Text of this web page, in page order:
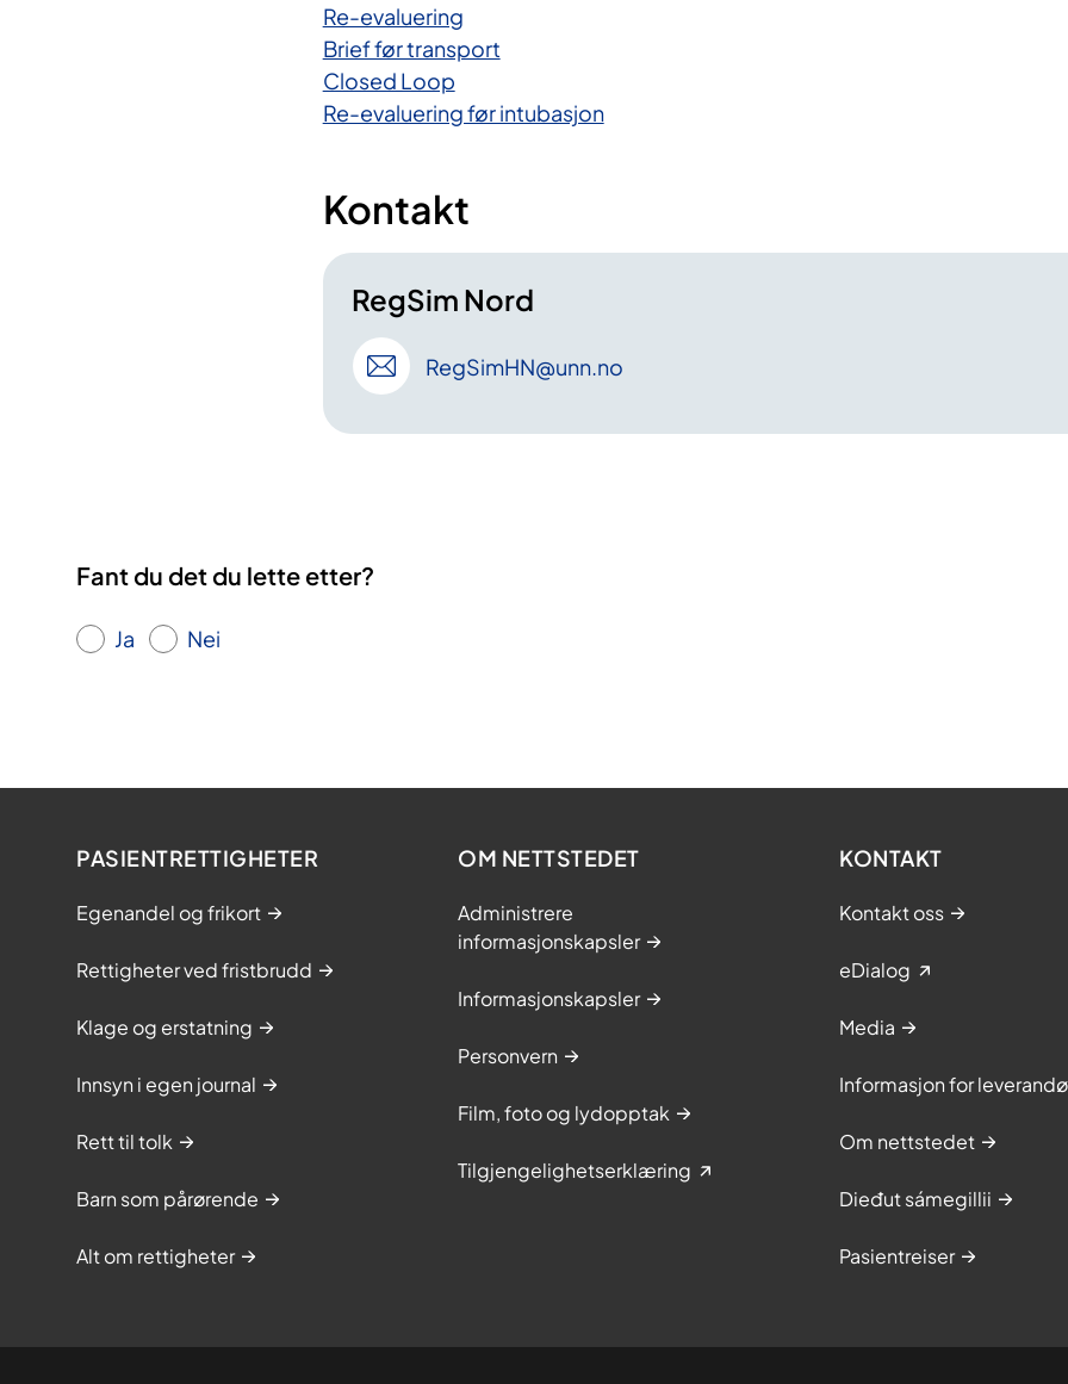
Re-evaluering
Brief før transport
Closed Loop
Re-evaluering før intubasjon
Kontakt
RegSim Nord
RegSimHN@unn.no
Fant du det du lette etter?
Ja Nei
PASIENTRETTIGHETER
Egenandel og frikort
Rettigheter ved fristbrudd
Klage og erstatning
Innsyn i egen journal
Rett til tolk
Barn som pårørende
Alt om rettigheter
OM NETTSTEDET
Administrere
informasjonskapsler
Informasjonskapsler
Personvern
Film, foto og lydopptak
Tilgjengelighetserklæring
KONTAKT
Kontakt oss
eDialog
Media
Informasjon for
Om nettstedet
Dieđut sámegillii
Pasientreiser